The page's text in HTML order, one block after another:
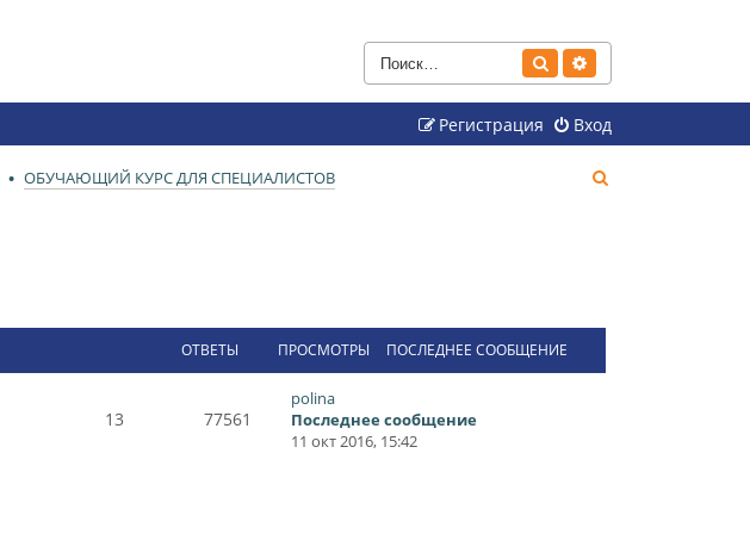
Поиск
Вход
Регистрация
ОБУЧАЮЩИЙ КУРС ДЛЯ СПЕЦИАЛИСТОВ
ОТВЕТЫ ПРОСМОТРЫ ПОСЛЕДНЕЕ СООБЩЕНИЕ
13 77561
polina
Последнее сообщение
11 окт 2016, 15:42